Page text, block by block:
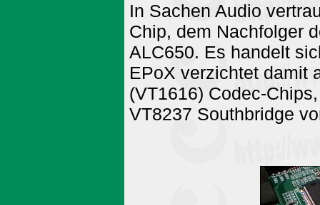
In Sachen Audio
Chip, dem Nachfolger
ALC650. Es handelt
EPoX verzichtet damit
(VT1616) Codec-
VT8237 Southbridge